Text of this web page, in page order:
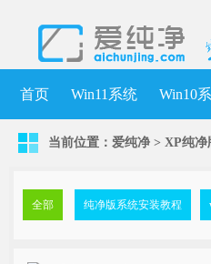
首页 Win11系统 Win10
当前位置： 爱纯净 > XP纯净
全部 纯净版系统安装教程